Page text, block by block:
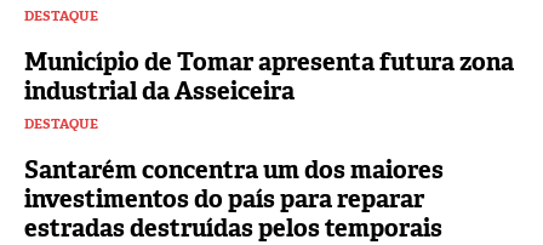
DESTAQUE
Município de Tomar apresenta futura zona
industrial da Asseiceira
DESTAQUE
Santarém concentra um dos maiores
investimentos do país para reparar
estradas destruídas pelos temporais